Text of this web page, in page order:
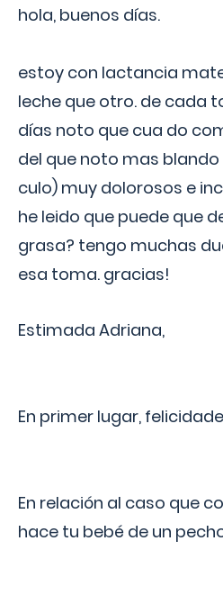
hola, buenos días.
estoy con lactancia
leche que otro. de cada
días noto que cua do
del que noto mas
culo) muy dolorosos e
he leido que puede que
grasa? tengo muchas
esa toma. gracias!
Estimada Adriana,
En primer lugar,
En relación al caso que
hace tu bebé de un